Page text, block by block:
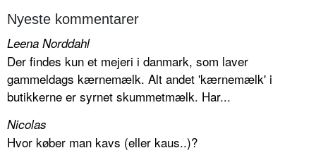
Nyeste kommentarer
Leena Norddahl
Der findes kun et mejeri i danmark, som laver
gammeldags kærnemælk. Alt andet 'kærnemælk' i
butikkerne er syrnet skummetmælk. Har...
Nicolas
Hvor køber man kavs (eller kaus..)?